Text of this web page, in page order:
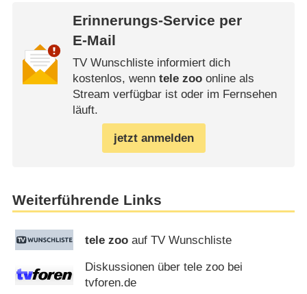
Erinnerungs-Service per
E-Mail
TV Wunschliste informiert dich
kostenlos, wenn tele zooonline als
Stream verfügbar ist oder im Fernsehen
läuft.
jetzt anmelden
Weiterführende Links
tele zoo auf TV Wunschliste
Diskussionen über tele zoo bei
tvforen.de